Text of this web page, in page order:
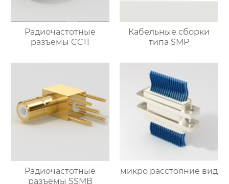
Радиочастотные
разъемы CC11
Кабельные сборки
типа SMP
Радиочастотные
разъемы SSMB
микро расстояние вид